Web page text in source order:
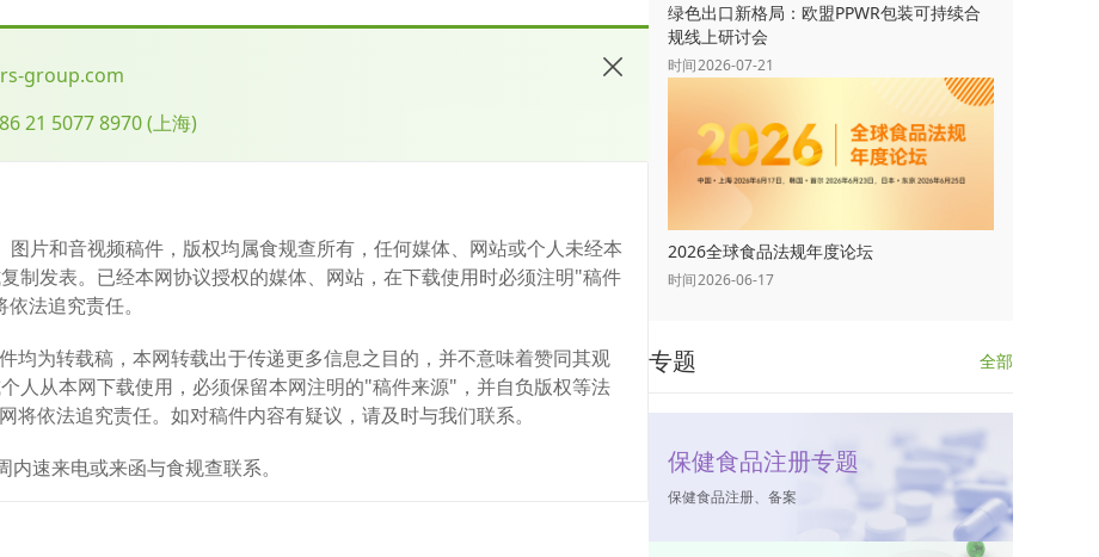
括冰沙饮料和脱醇葡萄酒）时，其理论最大使用量（在此浓度下暴露量不超
、青少年13,400mg/L、成人19,000 mg/L及老年人19,100 mg/L。
重点。此次EFSA意见可能推动欧盟修订E 422使用条件，调整最大使用量，
正式意见更新。对于企业而言，提前开展暴露评估和产品合规优化，将成
总部位于杭州，在美国、英国、爱尔兰、韩国、日本等地拥有11家子公
合规服务，能高效、稳妥地帮助企业打通市场准入。
咨询！
group.com
21 5077 8970(上海)
片和音视频稿件，版权均属食规查所有，任何媒体、网站或个人未经本
制发表。已经本网协议授权的媒体、网站，在下载使用时必须注明"稿件
法追究责任。
为转载稿，本网转载出于传递更多信息之目的，并不意味着赞同其观
人从本网下载使用，必须保留本网注明的"稿件来源"，并自负版权等法
依法追究责任。如对稿件内容有疑议，请及时与我们联系。
速来电或来函与食规查联系。
绿色出口新格局：欧盟PPWR包装可持续合
规线上研讨会
时间2026-07-21
2026全球食品法规年度论坛
时间2026-06-17
专题 全部
保健食品注册专题
保健食品注册、备案